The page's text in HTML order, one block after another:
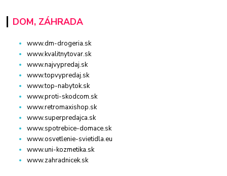
DOM, ZÁHRADA
www.dm-drogeria.sk
www.kvalitnytovar.sk
www.najvypredaj.sk
www.topvypredaj.sk
www.top-nabytok.sk
www.proti-skodcom.sk
www.retromaxishop.sk
www.superpredajca.sk
www.spotrebice-domace.sk
www.osvetlenie-svietidla.eu
www.uni-kozmetika.sk
www.zahradnicek.sk